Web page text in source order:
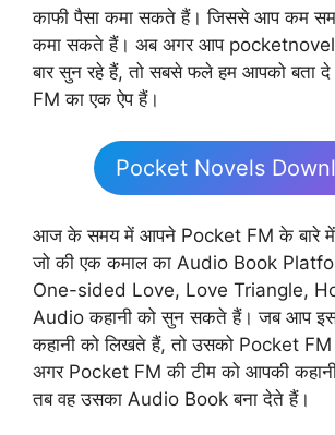
काफी पैसा कमा सकते हैं। जिससे आप कम
कमा सकते हैं। अब अगर आप pocketnovel
बार सुन रहे हैं, तो सबसे फले हम आपको बता
FM का एक ऐप हैं।
Pocket Novels
आज के समय में आपने Pocket FM के बारे में
जो की एक कमाल का Audio Book
One-sided Love, Love Triangle,
Audio कहानी को सुन सकते हैं। जब आप इस
कहानी को लिखते हैं, तो उसको Pocket FM
अगर Pocket FM की टीम को आपकी
तब वह उसका Audio Book बना देते हैं।